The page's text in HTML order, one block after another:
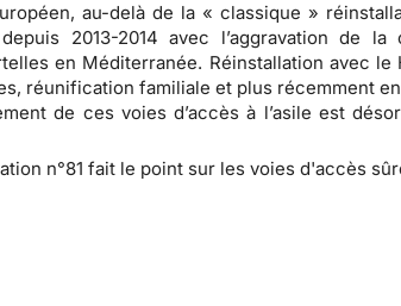
au-delà de la « classique »
2013-2014 avec l’aggravation de la
en Méditerranée. Réinstallation avec le
réunification familiale et plus récemment
de ces voies d’accès à l’asile est
n°81 fait le point sur les voies d'accès